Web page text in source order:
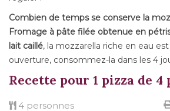
Combien de temps se conserve la
Fromage à pâte filée obtenue en
lait caillé, la mozzarella riche en eau
ouverture, consommez-la dans les 4
Recette pour 1 pizza de 4
4 personnes